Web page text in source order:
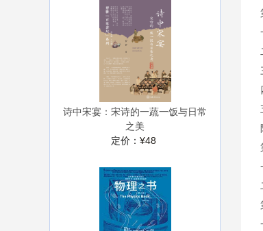
诗中宋宴：宋诗的一蔬一饭与日常
之美
定价： ¥48